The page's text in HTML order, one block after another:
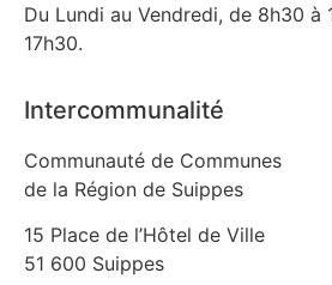
Du Lundi au Vendredi, de 8h30 à
17h30.
Intercommunalité
Communauté de Communes
de la Région de Suippes
15 Place de l’Hôtel de Ville
51 600 Suippes